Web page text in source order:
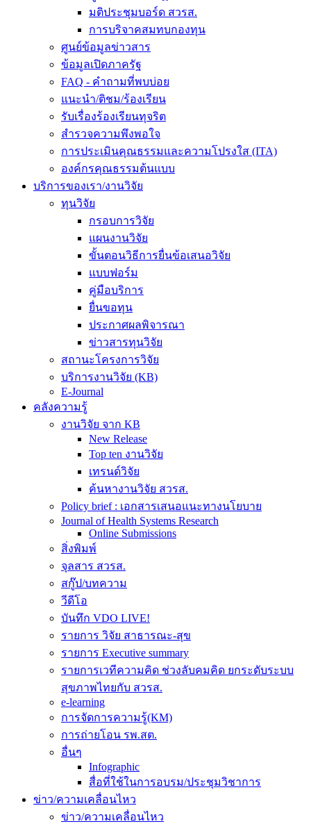
มติประชุมบอร์ด สวรส.
การบริจาคสมทบกองทุน
ศูนย์ข้อมูลข่าวสาร
ข้อมูลเปิดภาครัฐ
FAQ - คำถามที่พบบ่อย
แนะนำ/ติชม/ร้องเรียน
รับเรื่องร้องเรียนทุจริต
สำรวจความพึงพอใจ
การประเมินคุณธรรมและความโปรงใส (ITA)
องค์กรคุณธรรมต้นแบบ
บริการของเรา/งานวิจัย
ทุนวิจัย
กรอบการวิจัย
แผนงานวิจัย
ขั้นตอนวิธีการยื่นข้อเสนอวิจัย
แบบฟอร์ม
คู่มือบริการ
ยื่นขอทุน
ประกาศผลพิจารณา
ข่าวสารทุนวิจัย
สถานะโครงการวิจัย
บริการงานวิจัย (KB)
E-Journal
คลังความรู้
งานวิจัย จาก KB
New Release
Top ten งานวิจัย
เทรนด์วิจัย
ค้นหางานวิจัย สวรส.
Policy brief : เอกสารเสนอแนะทางนโยบาย
Journal of Health Systems Research
Online Submissions
สิ่งพิมพ์
จุลสาร สวรส.
สกู๊ป/บทความ
วีดีโอ
บันทึก VDO LIVE!
รายการ วิจัย สาธารณะ-สุข
รายการ Executive summary
รายการเวทีความคิด ช่วงลับคมคิด ยกระดับระบบ
สุขภาพไทยกับ สวรส.
e-learning
การจัดการความรู้(KM)
การถ่ายโอน รพ.สต.
อื่นๆ
Infographic
สื่อที่ใช้ในการอบรม/ประชุมวิชาการ
ข่าว/ความเคลื่อนไหว
ข่าว/ความเคลื่อนไหว